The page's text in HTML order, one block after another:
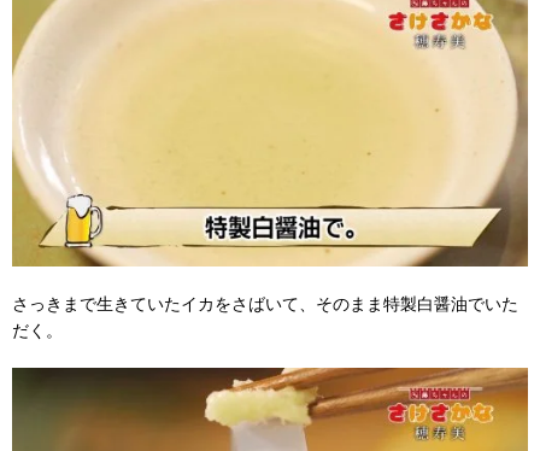
さっきまで生きていたイカをさばいて、そのまま特製白醤油でいた
だく。